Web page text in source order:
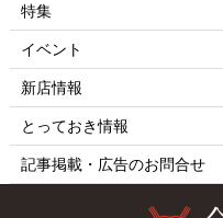
特集
イベント
新店情報
とっておき情報
記事掲載・広告のお問合せ